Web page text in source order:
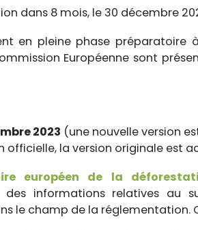
dans 8 mois, le 30 décembre
en pleine phase préparatoire
Européenne sont
2023 (une nouvelle version
officielle, la version originale est
européen de la
informations relatives au
le champ de la réglementation.